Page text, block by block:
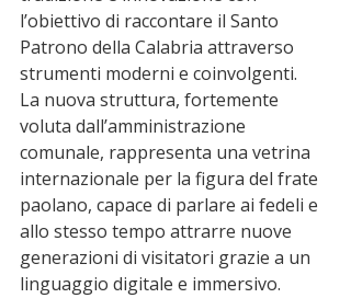
l’obiettivo di raccontare il Santo
Patrono della Calabria attraverso
strumenti moderni e coinvolgenti.
La nuova struttura, fortemente
voluta dall’amministrazione
comunale, rappresenta una vetrina
internazionale per la figura del frate
paolano, capace di parlare ai fedeli e
allo stesso tempo attrarre nuove
generazioni di visitatori grazie a un
linguaggio digitale e immersivo.